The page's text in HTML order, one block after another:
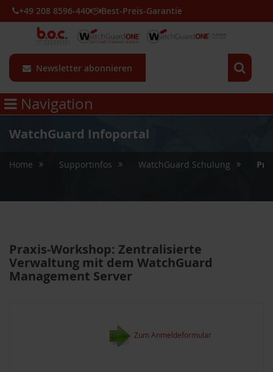
Newsletter abonnieren
+49 208 8596-440 Best-Preis-Garantie
Navigation
WatchGuard Infoportal
Home Supportinfos WatchGuard Schulung
Praxis-Workshop: Zentralisierte
Verwaltung mit dem WatchGuard
Management Server
Zum Anmeldeformular